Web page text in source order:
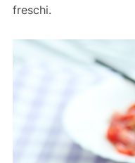
freschi.